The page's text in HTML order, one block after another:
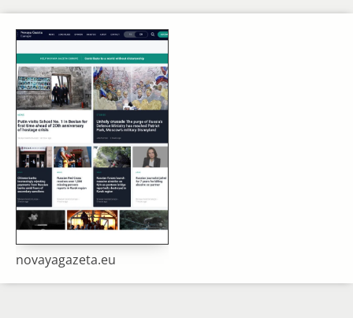
novayagazeta.eu